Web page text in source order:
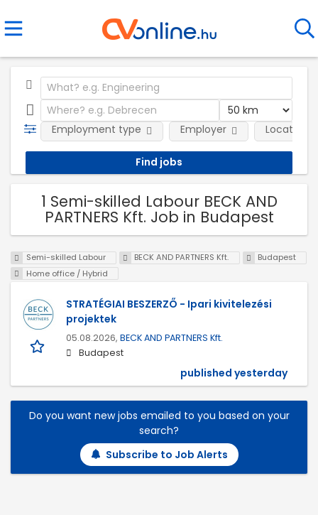
Employment type Employer Location
1 Semi-skilled Labour BECK AND
PARTNERS Kft. Job in Budapest
Semi-skilled Labour BECK AND PARTNERS Kft.
Budapest
Home office / Hybrid
STRATÉGIAI BESZERZŐ - Ipari kivitelezési
projektek
05.08.2026, BECK AND PARTNERS Kft.
Budapest
published yesterday
Do you want new jobs emailed to you based on your
search?
Subscribe to Job Alerts